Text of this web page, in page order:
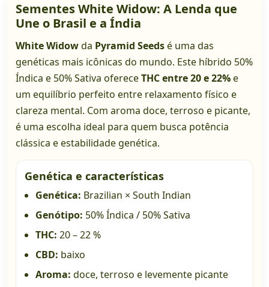
Sementes White Widow: A Lenda que
Une o Brasil e a Índia
White Widowda Pyramid Seedsé uma das
genéticas mais icônicas do mundo. Este híbrido 50%
Índica e 50% Sativa ofereceTHC entre 20 e 22%e
um equilíbrio perfeito entre relaxamento físico e
clareza mental. Com aroma doce, terroso e picante,
é uma escolha ideal para quem busca potência
clássica e estabilidade genética.
Genética e características
Genética: Brazilian × South Indian
Genótipo: 50% Índica / 50% Sativa
THC: 20 – 22 %
CBD: baixo
Aroma: doce, terroso e levemente picante